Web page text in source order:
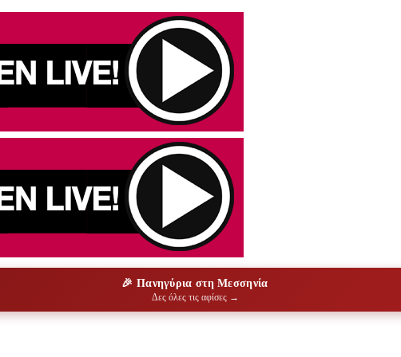
🎉 Πανηγύρια στη Μεσσηνία
Δες όλες τις αφίσες →